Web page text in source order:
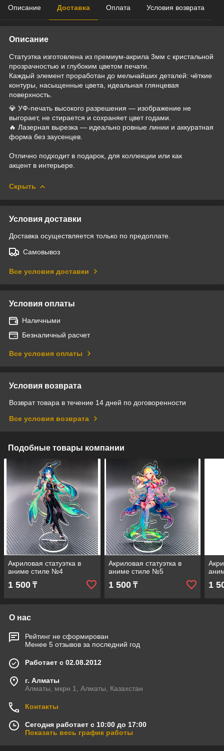
Описание Доставка Оплата Условия возврата
Описание
Статуэтка изготовлена из премиум-акрила 3мм с кристальной
прозрачностью и глубоким цветом печати.
Каждый элемент проработан до мельчайших деталей: чёткие
контуры, насыщенные цвета, идеальная глянцевая
поверхность.
💎 УФ-печать высокого разрешения — изображение не
выгорает, не стирается и сохраняет цвет годами.
🔥 Лазерная вырезка — идеально ровные линии и аккуратная
форма без заусенцев.
Отлично подходит в подарок, для коллекции или как
акцент в интерьере.
Скрыть
Условия доставки
Доставка осуществляется только по предоплате.
Самовывоз
Все условия доставки
Условия оплаты
Наличными
Безналичный расчет
Все условия оплаты
Условия возврата
Возврат товара в течение 14 дней по договоренности
Все условия возврата
Подобные товары компании
Акриловая статуэтка в
аниме стиле №4
1 500 ₸
Акриловая статуэтка в
аниме стиле №5
1 500₸ 1
О нас
Рейтинг не сформирован
Менее 5 отзывов за последний год
Работает с 02.08.2012
г. Алматы
Алматы, мкрн 1, Алматы, Казахстан
Контакты
Сегодня работает с 10:00 до 17:00
Показать весь график работы